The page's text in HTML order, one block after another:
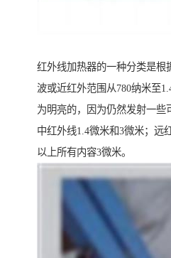
红外线加热器的一种分类是根
波或近红外范围从780纳米至
为明亮的，因为仍然发射一些
中红外线1.4微米和3微米；远
以上所有内容3微米。